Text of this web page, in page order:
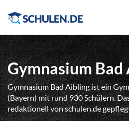
Gymnasium
Gymnasium Bad Aibling ist ein
(Bayern) mit rund 930 Schülern.
redaktionell von schulen.de